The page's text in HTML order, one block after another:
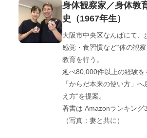
身体観察家／身体
史（1967年生）
大阪市中央区なんばにて、
感覚・食習慣など“体の観
教育を行う。
延べ80,000件以上の経験
「からだ本来の使い方」
え方”を提案。
著書は Amazonランキング
（写真：妻と共に）